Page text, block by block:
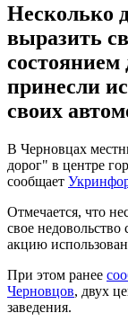
Несколько
выразить
состоянием
принесли
своих
В Черновцах
дорог" в центре
сообщает
Отмечается, что
свое
акцию
При этом ранее
Черновцов, двух
заведения.